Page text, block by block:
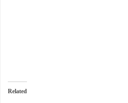
Related